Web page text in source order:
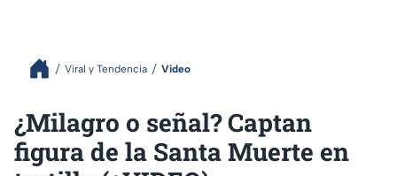
Viral y Tendencia Video
¿Milagro o señal? Captan
figura de la Santa Muerte en